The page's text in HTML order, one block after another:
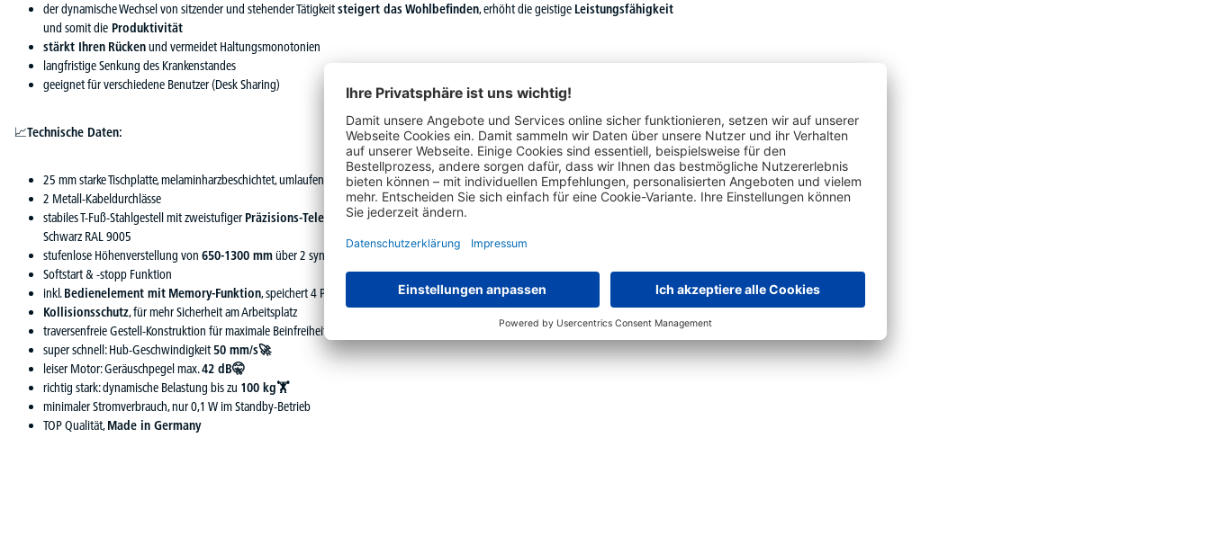
der dynamische Wechsel von sitzender und stehender Tätigkeitsteigert das Wohlbefinden, erhöht die geistige Leistungsfähigkeit
und somit die Produktivität
stärkt Ihren Rückenund vermeidet Haltungsmonotonien
langfristige Senkung des Krankenstandes
geeignet für verschiedene Benutzer (Desk Sharing)
📈Technische Daten:
25 mm starke Tischplatte, melaminharzbeschichtet, umlaufend mit 3 mm starkem Kunststoff-Umleimer
2 Metall-Kabeldurchlässe
stabiles T-Fuß-Stahlgestell mit zweistufiger Präzisions-Teleskopsäule, pulverbeschichtet in Alusilber RAL 9006, Weiß RAL 9016 oder
Schwarz RAL 9005
stufenlose Höhenverstellung von 650-1300 mmüber 2 synchron gesteuerte Elektromotoren
Softstart & -stopp Funktion
inkl.Bedienelement mit Memory-Funktion, speichert 4 Positionen
Kollisionsschutz, für mehr Sicherheit am Arbeitsplatz
traversenfreie Gestell-Konstruktion für maximale Beinfreiheit
super schnell: Hub-Geschwindigkeit 50 mm/s🚀
leiser Motor: Geräuschpegel max.42 dB🤫
richtig stark: dynamische Belastung bis zu 100 kg🏋
minimaler Stromverbrauch, nur 0,1 W im Standby-Betrieb
TOP Qualität,Made in Germany